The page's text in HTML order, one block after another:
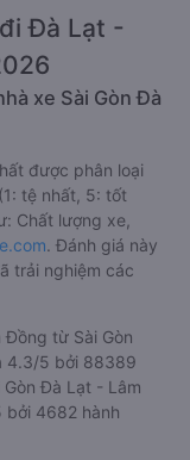
Đà Lạt -
xe Sài Gòn Đà
được phân loại
tệ nhất, 5: tốt
Chất lượng xe,
. Đánh giá này
trải nghiệm các
từ Sài Gòn
4.3/5 bởi 88389
Đà Lạt - Lâm
4682 hành